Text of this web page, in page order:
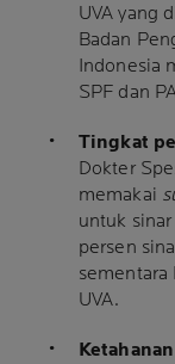
UVA yang
Badan
Indonesia
SPF dan
Tingkat
Dokter
memakai
untuk
persen
UVA.